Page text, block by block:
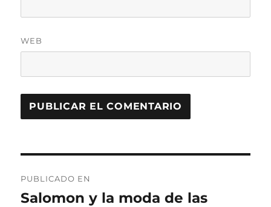
WEB
de
PUBLICADO EN
Salomon y la moda de las